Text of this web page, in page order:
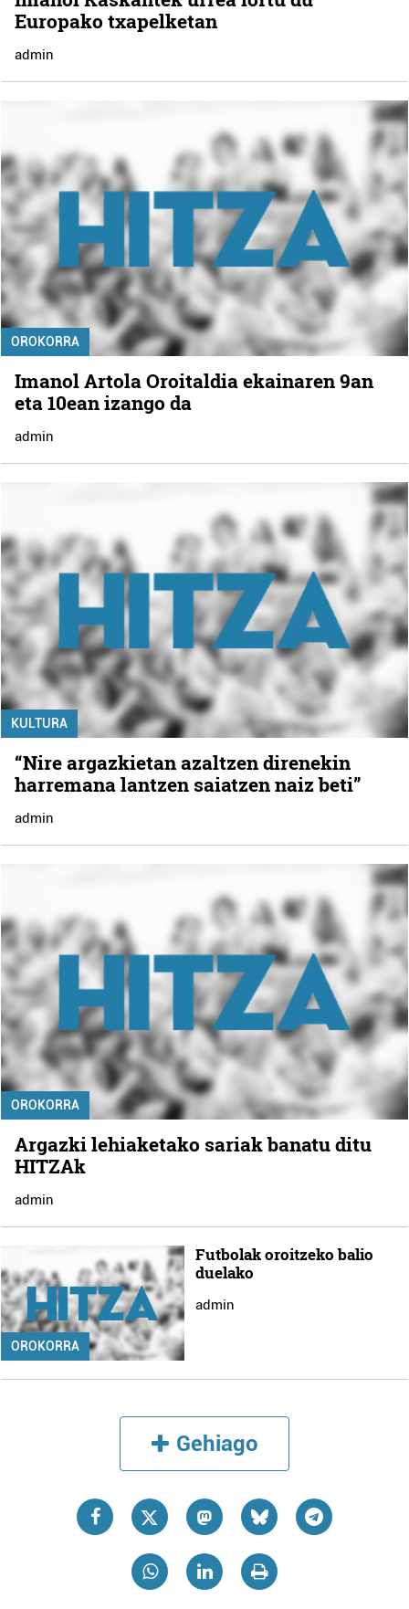
Europako txapelketan
admin
OROKORRA
Imanol Artola Oroitaldia ekainaren 9an
eta 10ean izango da
admin
KULTURA
“Nire argazkietan azaltzen direnekin
harremana lantzen saiatzen naiz beti”
admin
OROKORRA
Argazki lehiaketako sariak banatu ditu
HITZAk
admin
OROKORRA
Futbolak oroitzeko balio
duelako
admin
Gehiago